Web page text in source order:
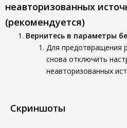
неавторизованных
(рекомендуется)
Вернитесь в параметры
Для предотвращения
снова отключить
неавторизованных
Скриншоты